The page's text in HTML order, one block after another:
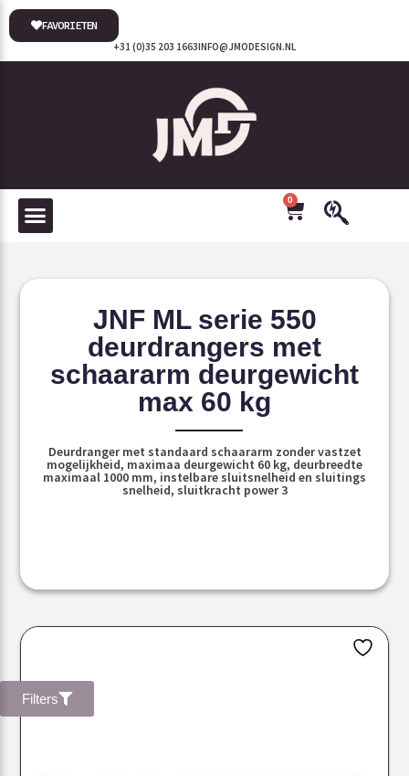
INFO@JMODESIGN.NL
+31 (0)35 203 1663
FAVORIETEN
0
JNF ML serie 550
deurdrangers met
schaararm deurgewicht
max 60 kg
Deurdranger met standaard schaararm zonder vastzet
mogelijkheid, maximaa deurgewicht 60 kg, deurbreedte
maximaal 1000 mm, instelbare sluitsnelheid en sluitings
snelheid, sluitkracht power 3
Filters